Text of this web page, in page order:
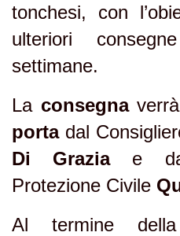
tonchesi, con
ulteriori
settimane.
La consegna
portadal
Di Graziae dal
Protezione Civile
Al termine